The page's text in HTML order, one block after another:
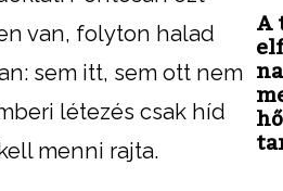
van, folyton halad
sem itt, sem ott nem
létezés csak híd
menni rajta.
A